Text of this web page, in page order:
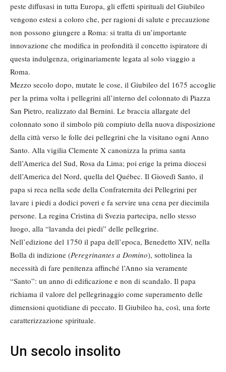
peste diffusasi in tutta Europa, gli effetti spirituali del Giubileo
vengono estesi a coloro che, per ragioni di salute e precauzione
non possono giungere a Roma: si tratta di un’importante
innovazione che modifica in profondità il concetto ispiratore di
questa indulgenza, originariamente legata al solo viaggio a
Roma.
Mezzo secolo dopo, mutate le cose, il Giubileo del 1675 accoglie
per la prima volta i pellegrini all’interno del colonnato di Piazza
San Pietro, realizzato dal Bernini. Le braccia allargate del
colonnato sono il simbolo più compiuto della nuova disposizione
della città verso le folle dei pellegrini che la visitano ogni Anno
Santo. Alla vigilia Clemente X canonizza la prima santa
dell’America del Sud, Rosa da Lima; poi erige la prima diocesi
dell’America del Nord, quella del Québec. Il Giovedì Santo, il
papa si reca nella sede della Confraternita dei Pellegrini per
lavare i piedi a dodici poveri e fa servire una cena per diecimila
persone. La regina Cristina di Svezia partecipa, nello stesso
luogo, alla “lavanda dei piedi” delle pellegrine.
Nell’edizione del 1750 il papa dell’epoca, Benedetto XIV, nella
Bolla di indizione (Peregrinantes a Domino), sottolinea la
necessità di fare penitenza affinché l’Anno sia veramente
“Santo”: un anno di edificazione e non di scandalo. Il papa
richiama il valore del pellegrinaggio come superamento delle
dimensioni quotidiane di peccato. Il Giubileo ha, così, una forte
caratterizzazione spirituale.
Un secolo insolito